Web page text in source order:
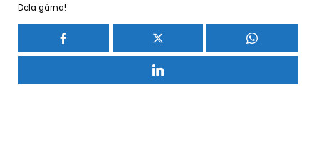
Dela gärna!